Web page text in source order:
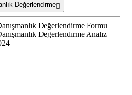
Değerlendirme
Değerlendirme Formu
Değerlendirme Analiz